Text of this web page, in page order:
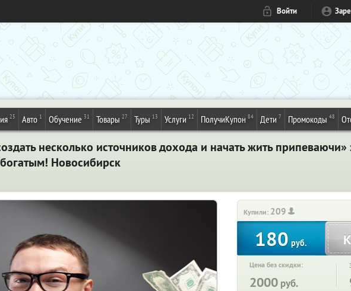
Войти
25 Авто 1 Обучение 31 Товары 27 Туры 13 Услуги 12 ПолучиКупон 84 Дети 7 Промокоды 48
несколько источников дохода и начать жить припеваючи»
Новосибирск
Купили: 209
180 руб.
Цена без скидки:
2000 руб.